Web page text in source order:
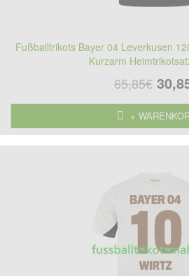
Fußballtrikots Bayer 04 Leverkusen
Kurzarm
65,85€
+